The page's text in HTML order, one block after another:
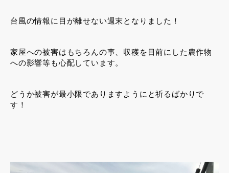
台風の情報に目が離せない週末となりました！
家屋への被害はもちろんの事、収穫を目前にした農作物
への影響等も心配しています。
どうか被害が最小限でありますようにと祈るばかりで
す！